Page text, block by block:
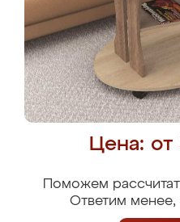
Цена:
Поможем
Ответим менее,